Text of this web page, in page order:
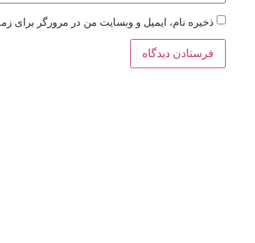
ذخیره نام، ایمیل و وبسایت من در مرورگر برای